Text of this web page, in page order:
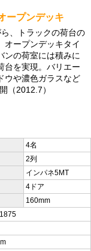
ープンデッキ
、トラックの荷台の
オープンデッキタイ
ンの荷室には積みに
台を実現。バリエー
ウや濃色ガラスなど
（2012.7）
4名
2列
インパネ5MT
4ドア
160mm